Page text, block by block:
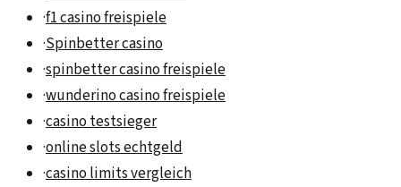
·f1 casino freispiele
·Spinbetter casino
·spinbetter casino freispiele
·wunderino casino freispiele
·casino testsieger
·online slots echtgeld
·casino limits vergleich